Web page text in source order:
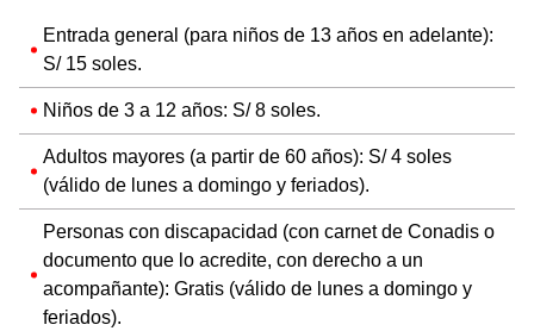
Entrada general (para niños de 13 años en adelante):
S/ 15 soles.
Niños de 3 a 12 años: S/ 8 soles.
Adultos mayores (a partir de 60 años): S/ 4 soles
(válido de lunes a domingo y feriados).
Personas con discapacidad (con carnet de Conadis o
documento que lo acredite, con derecho a un
acompañante): Gratis (válido de lunes a domingo y
feriados).